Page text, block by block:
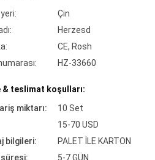
Çin
Herzesd
CE, Rosh
HZ-33660
& teslimat koşulları:
miktarı:
10 Set
15-70 USD
bilgileri:
PALET İLE KARTON
5-7 GÜN